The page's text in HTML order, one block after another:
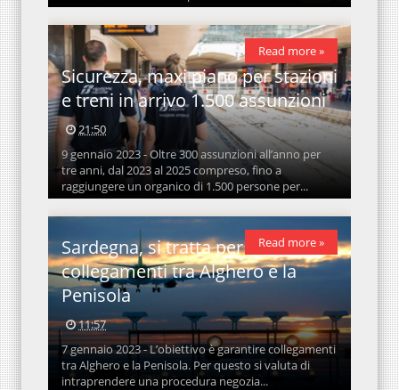
Sicurezza, maxi piano per stazioni
e treni in arrivo 1.500 assunzioni
21:50
9 gennaio 2023 - Oltre 300 assunzioni all’anno per
tre anni, dal 2023 al 2025 compreso, fino a
raggiungere un organico di 1.500 persone per...
Read more »
Sardegna, si tratta per i
collegamenti tra Alghero e la
Penisola
11:57
7 gennaio 2023 - L’obiettivo è garantire collegamenti
tra Alghero e la Penisola. Per questo si valuta di
intraprendere una procedura negozia...
Read more »